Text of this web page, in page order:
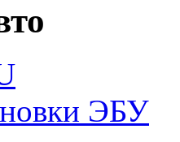
ЭБУ